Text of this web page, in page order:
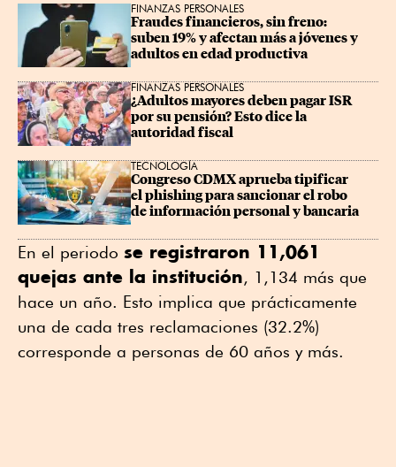
FINANZAS PERSONALES
Fraudes financieros, sin freno:
suben 19% y afectan más a jóvenes y
adultos en edad productiva
FINANZAS PERSONALES
¿Adultos mayores deben pagar ISR
por su pensión? Esto dice la
autoridad fiscal
TECNOLOGÍA
Congreso CDMX aprueba tipificar
el phishing para sancionar el robo
de información personal y bancaria
En el periodo se registraron 11,061
quejas ante la institución, 1,134 más que
hace un año. Esto implica que prácticamente
una de cada tres reclamaciones (32.2%)
corresponde a personas de 60 años y más.